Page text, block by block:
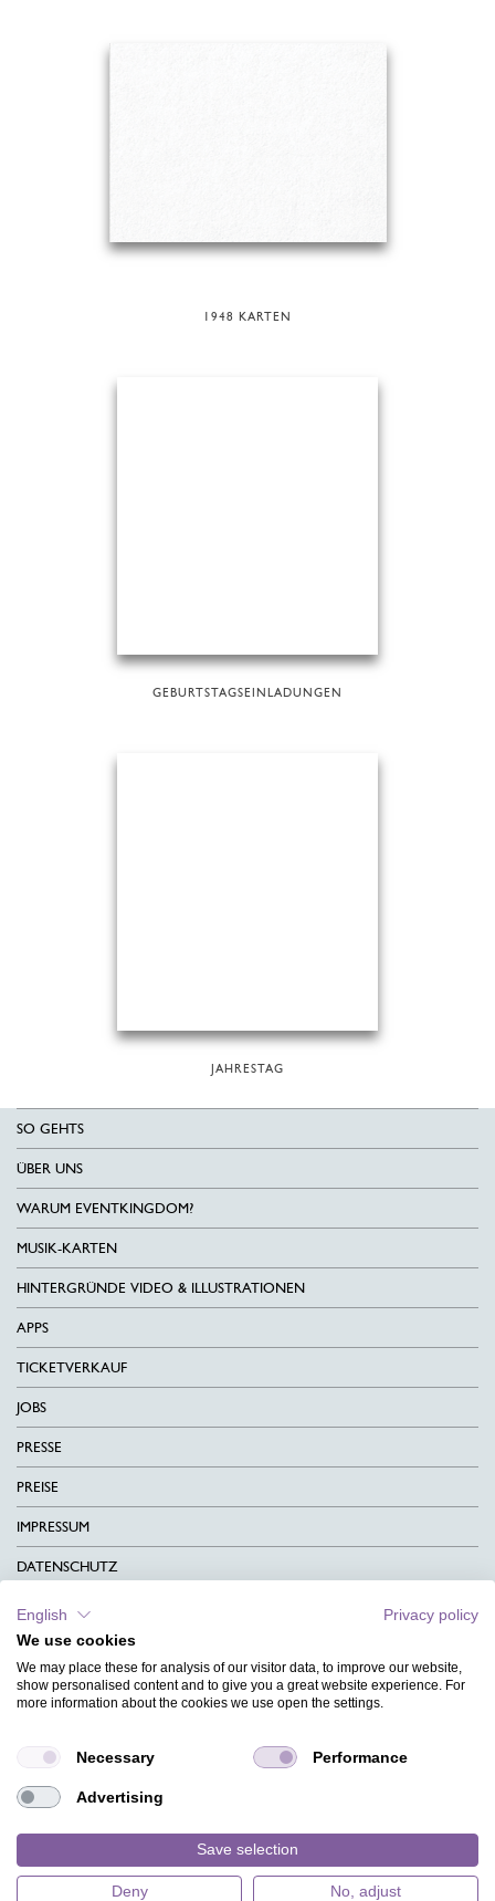
1948 KARTEN
GEBURTSTAGSEINLADUNGEN
JAHRESTAG
SO GEHTS
ÜBER UNS
WARUM EVENTKINGDOM?
MUSIK-KARTEN
HINTERGRÜNDE VIDEO & ILLUSTRATIONEN
APPS
TICKETVERKAUF
JOBS
PRESSE
PREISE
IMPRESSUM
DATENSCHUTZ
KONTAKT
AGB
CHARITY
MAGAZIN
HILFE
English
Privacy policy
We use cookies
We may place these for analysis of our visitor data, to improve our website,
show personalised content and to give you a great website experience. For
more information about the cookies we use open the settings.
Necessary Performance
Advertising
Save selection
Deny No, adjust